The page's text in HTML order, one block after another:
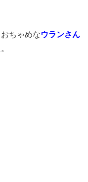
おちゃめなウランさん